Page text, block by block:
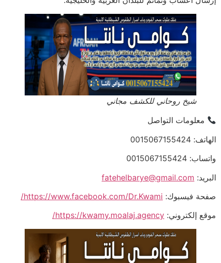
شيخ روحاني للكشف مجاني
معلومات التواصل
الهاتف: 0015067155424
واتساب: 0015067155424
البريد: fatehelbarye@gmail.com
صفحة فيسبوك: https://www.facebook.com/Dr.Kwami/
موقع إلكتروني: https://kwamy.moalaj.agency/